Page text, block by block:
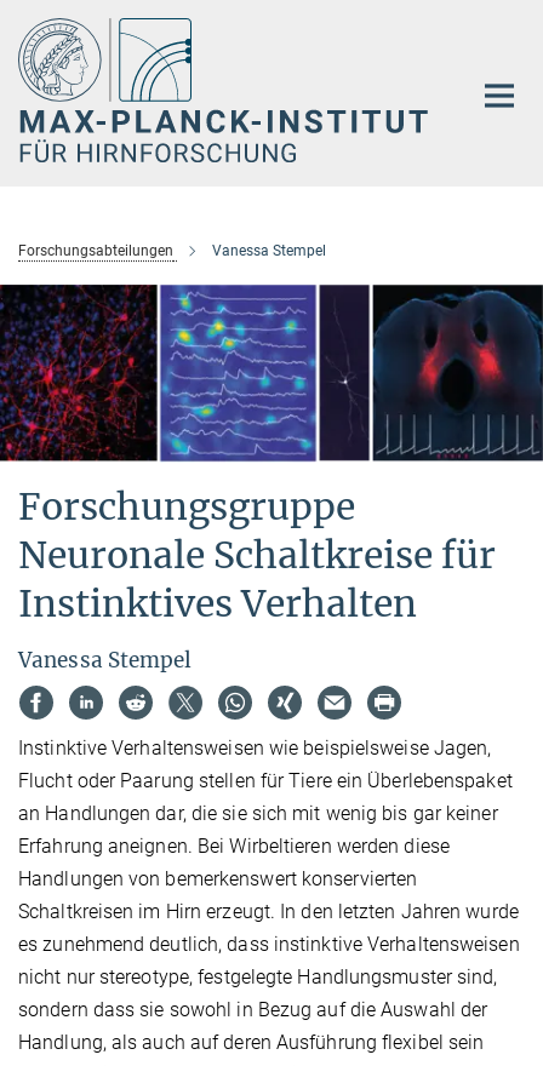
Hauptinhalt
Forschungsabteilungen Vanessa Stempel
Forschungsgruppe
Neuronale Schaltkreise für
Instinktives Verhalten
Vanessa Stempel
Instinktive Verhaltensweisen wie beispielsweise Jagen,
Flucht oder Paarung stellen für Tiere ein Überlebenspaket
an Handlungen dar, die sie sich mit wenig bis gar keiner
Erfahrung aneignen. Bei Wirbeltieren werden diese
Handlungen von bemerkenswert konservierten
Schaltkreisen im Hirn erzeugt. In den letzten Jahren wurde
es zunehmend deutlich, dass instinktive Verhaltensweisen
nicht nur stereotype, festgelegte Handlungsmuster sind,
sondern dass sie sowohl in Bezug auf die Auswahl der
Handlung, als auch auf deren Ausführung flexibel sein